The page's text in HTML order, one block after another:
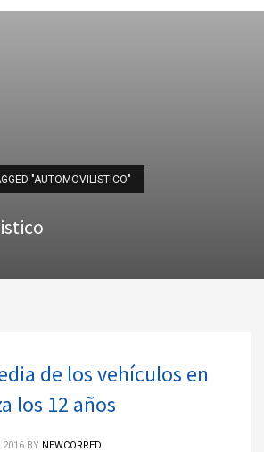
"AUTOMOVILISTICO"
de los vehículos en
los 12 años
2016 BY NEWCORRED